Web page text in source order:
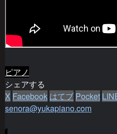
ピアノ
シェアする
X Facebook はてブ Pocket
senora@yukapiano.com